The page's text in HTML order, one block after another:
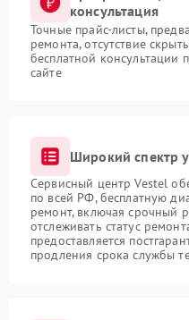
консультация
Точные прайс-листы,
ремонта, отсутствие
бесплатной консультации
сайте
Широкий спектр
Сервисный центр Vestel
по всей РФ, бесплатную
ремонт, включая срочный
отслеживать статус
предоставляется
продления срока службы